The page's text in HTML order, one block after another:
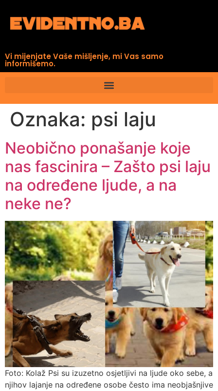
Vi mijenjate Vaše mišljenje, mi Vas samo
informišemo.
Oznaka: psi laju
Neobično ponašanje koje
nas fascinira – Zašto psi laju
na određene ljude, a na
neke ne?
Foto: Kolaž Psi su izuzetno osjetljivi na ljude oko sebe, a
njihov lajanje na određene osobe često ima neobjašnjive